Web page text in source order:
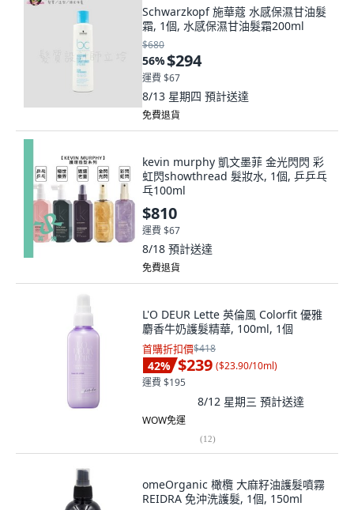
Schwarzkopf 施華蔻 水感保濕甘油髮
霜, 1個, 水感保濕甘油髮霜200ml
$680
56%$294
運費 $67
8/13 星期四 預計送達
免費退貨
kevin murphy 凱文墨菲 金光閃閃 彩
虹閃showthread 髮妝水, 1個, 乒乒乓
乓100ml
$810
運費 $67
8/18 預計送達
免費退貨
L'O DEUR Lette 英倫風 Colorfit 優雅
麝香牛奶護髮精華, 100ml, 1個
首購折扣價$418
42% $239 ($23.90/10ml)
運費 $195
8/12 星期三 預計送達
WOW免運
(12)
omeOrganic 橄欖 大麻籽油護髮噴霧
REIDRA 免沖洗護髮, 1個, 150ml